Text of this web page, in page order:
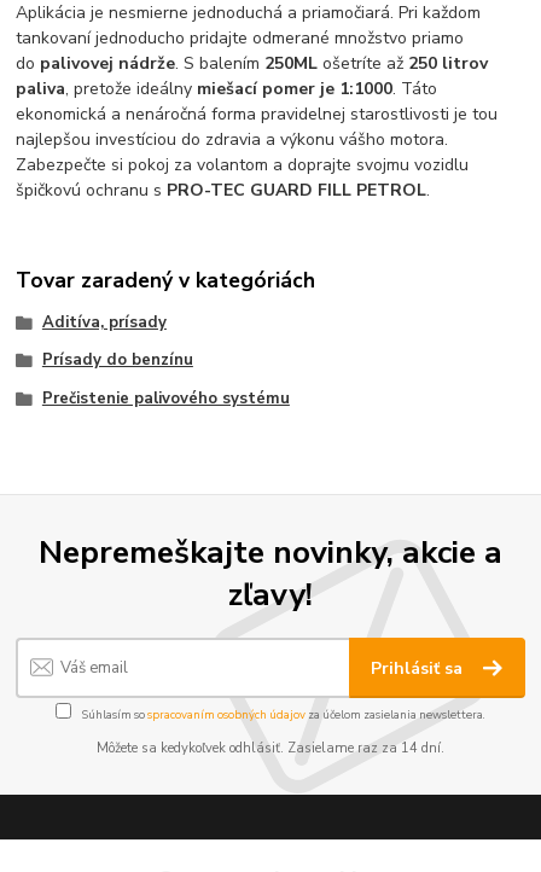
Aplikácia je nesmierne jednoduchá a priamočiará. Pri každom
tankovaní jednoducho pridajte odmerané množstvo priamo
do palivovej nádrže. S balením 250MLošetríte až 250 litrov
paliva, pretože ideálny miešací pomer je 1:1000. Táto
ekonomická a nenáročná forma pravidelnej starostlivosti je tou
najlepšou investíciou do zdravia a výkonu vášho motora.
Zabezpečte si pokoj za volantom a doprajte svojmu vozidlu
špičkovú ochranu s PRO-TEC GUARD FILL PETROL.
Tovar zaradený v kategóriách
Aditíva, prísady
Prísady do benzínu
Prečistenie palivového systému
Nepremeškajte novinky, akcie a
zľavy!
Prihlásiť sa
Súhlasím sospracovaním osobných údajov za účelom zasielania newslettera.
Môžete sa kedykoľvek odhlásiť. Zasielame raz za 14 dní.